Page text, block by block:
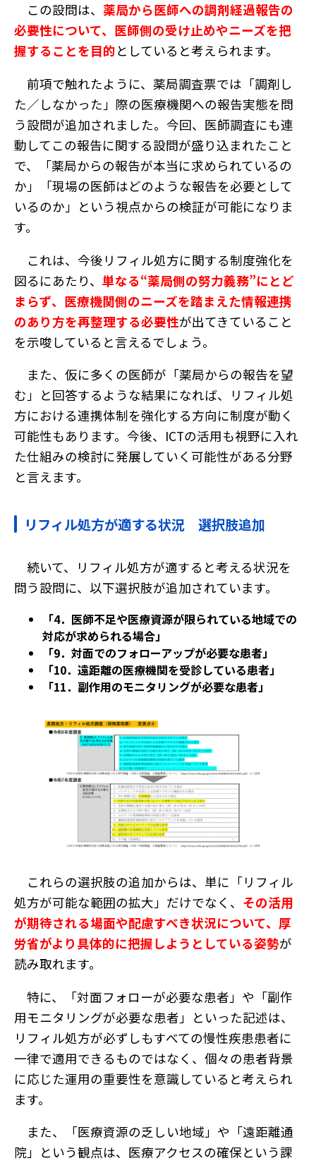
この設問は、 薬局から医師への調剤経過報告の
必要性について、医師側の受け止めやニーズを把
握することを目的としていると考えられます。
前項で触れたように、薬局調査票では「調剤し
た／しなかった」際の医療機関への報告実態を問
う設問が追加されました。今回、医師調査にも連
動してこの報告に関する設問が盛り込まれたこと
で、「薬局からの報告が本当に求められているの
か」「現場の医師はどのような報告を必要として
いるのか」という視点からの検証が可能になりま
す。
これは、今後リフィル処方に関する制度強化を
図るにあたり、 単なる“薬局側の努力義務”にとど
まらず、医療機関側のニーズを踏まえた情報連携
のあり方を再整理する必要性が出てきていること
を示唆していると言えるでしょう。
また、仮に多くの医師が「薬局からの報告を望
む」と回答するような結果になれば、リフィル処
方における連携体制を強化する方向に制度が動く
可能性もあります。今後、ICTの活用も視野に入れ
た仕組みの検討に発展していく可能性がある分野
と言えます。
リフィル処方が適する状況 選択肢追加
続いて、リフィル処方が適すると考える状況を
問う設問に、以下選択肢が追加されています。
「4．医師不足や医療資源が限られている地域での
対応が求められる場合」
「9．対面でのフォローアップが必要な患者」
「10．遠距離の医療機関を受診している患者」
「11．副作用のモニタリングが必要な患者」
これらの選択肢の追加からは、単に「リフィル
処方が可能な範囲の拡大」だけでなく、 その活用
が期待される場面や配慮すべき状況について、厚
労省がより具体的に把握しようとしている姿勢が
読み取れます。
特に、「対面フォローが必要な患者」や「副作
用モニタリングが必要な患者」といった記述は、
リフィル処方が必ずしもすべての慢性疾患患者に
一律で適用できるものではなく、個々の患者背景
に応じた運用の重要性を意識していると考えられ
ます。
また、「医療資源の乏しい地域」や「遠距離通
院」という観点は、医療アクセスの確保という課